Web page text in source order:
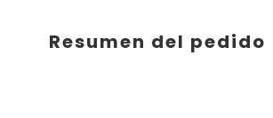
Resumen del pedido